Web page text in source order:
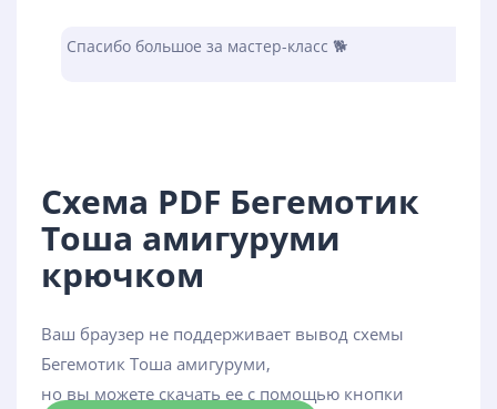
Спасибо большое за мастер-класс 🐕
Схема PDF Бегемотик
Тоша амигуруми
крючком
Ваш браузер не поддерживает вывод схемы
Бегемотик Тоша амигуруми,
но вы можете скачать ее с помощью кнопки